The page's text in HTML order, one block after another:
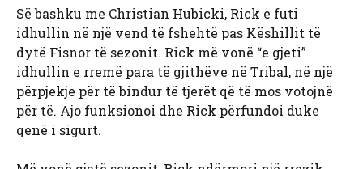
Së bashku me Christian Hubicki, Rick e futi
idhullin në një vend të fshehtë pas Këshillit të
dytë Fisnor të sezonit. Rick më vonë “e gjeti”
idhullin e rremë para të gjithëve në Tribal, në një
përpjekje për të bindur të tjerët që të mos votojnë
për të. Ajo funksionoi dhe Rick përfundoi duke
qenë i sigurt.